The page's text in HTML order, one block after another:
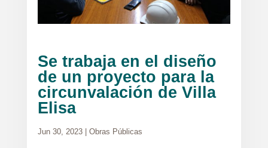
Se trabaja en el diseño
de un proyecto para la
circunvalación de Villa
Elisa
Jun 30, 2023| Obras Públicas